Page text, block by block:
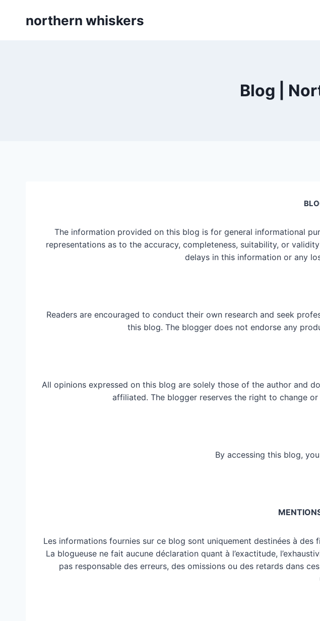
northern whiskers
Blog |
The information provided on this blog is for general informational
representations as to the accuracy, completeness, suitability, or
delays in this information or any
Readers are encouraged to conduct their own research and seek
this blog. The blogger does not endorse any
All opinions expressed on this blog are solely those of the author and
affiliated. The blogger reserves the right to change
By accessing this blog,
Les informations fournies sur ce blog sont uniquement destinées à
La blogueuse ne fait aucune déclaration quant à l’exactitude,
pas responsable des erreurs, des omissions ou des retards dans